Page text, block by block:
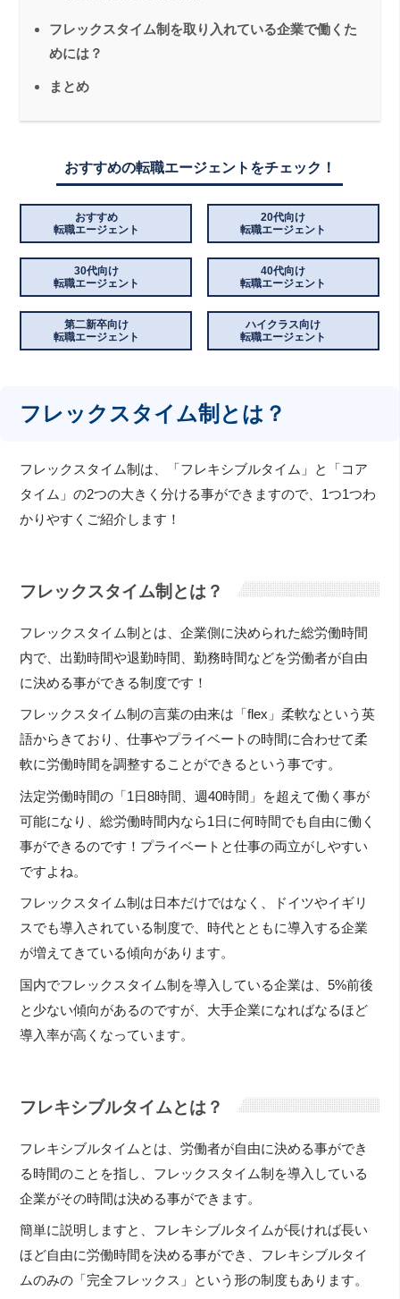
フレックスタイム制を取り入れている企業で働くた
めには？
まとめ
おすすめの転職エージェントをチェック！
おすすめ
転職エージェント
20代向け
転職エージェント
30代向け
転職エージェント
40代向け
転職エージェント
第二新卒向け
転職エージェント
ハイクラス向け
転職エージェント
フレックスタイム制とは？
フレックスタイム制は、「フレキシブルタイム」と「コア
タイム」の2つの大きく分ける事ができますので、1つ1つわ
かりやすくご紹介します！
フレックスタイム制とは？
フレックスタイム制とは、企業側に決められた総労働時間
内で、出勤時間や退勤時間、勤務時間などを労働者が自由
に決める事ができる制度です！
フレックスタイム制の言葉の由来は「flex」柔軟なという英
語からきており、仕事やプライベートの時間に合わせて柔
軟に労働時間を調整することができるという事です。
法定労働時間の「1日8時間、週40時間」を超えて働く事が
可能になり、総労働時間内なら1日に何時間でも自由に働く
事ができるのです！プライベートと仕事の両立がしやすい
ですよね。
フレックスタイム制は日本だけではなく、ドイツやイギリ
スでも導入されている制度で、時代とともに導入する企業
が増えてきている傾向があります。
国内でフレックスタイム制を導入している企業は、5%前後
と少ない傾向があるのですが、大手企業になればなるほど
導入率が高くなっています。
フレキシブルタイムとは？
フレキシブルタイムとは、労働者が自由に決める事ができ
る時間のことを指し、フレックスタイム制を導入している
企業がその時間は決める事ができます。
簡単に説明しますと、フレキシブルタイムが長ければ長い
ほど自由に労働時間を決める事ができ、フレキシブルタイ
ムのみの「完全フレックス」という形の制度もあります。